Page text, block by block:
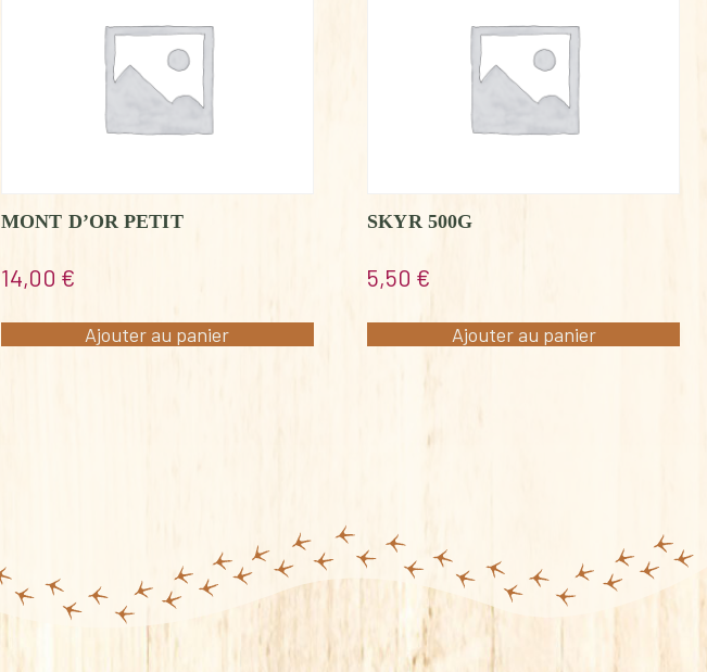
MONT D’OR PETIT
14,00 €
Ajouter au panier
SKYR 500G
5,50 €
Ajouter au panier